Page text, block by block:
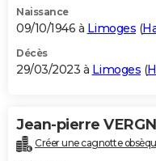
Naissance
09/10/1946 à Limoges (
Décès
29/03/2023 à Limoges (
Jean-pierre
Créer une cagnotte